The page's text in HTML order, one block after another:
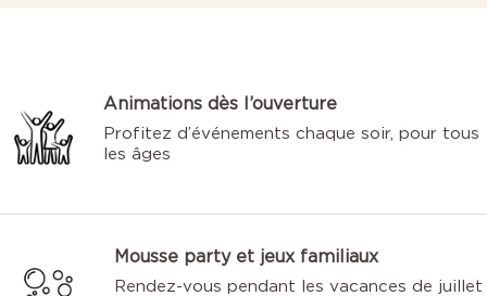
Animations dès l’ouverture
Profitez d’événements chaque soir, pour tous
les âges
Mousse party et jeux familiaux
Rendez-vous pendant les vacances de juillet